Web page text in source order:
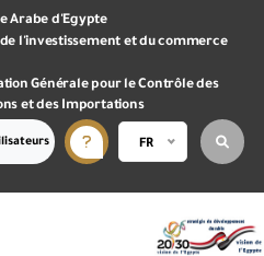
Arabe d'Egypte
l'investissement et du commerce
Générale pour le Contrôle des
et des Importations
FR